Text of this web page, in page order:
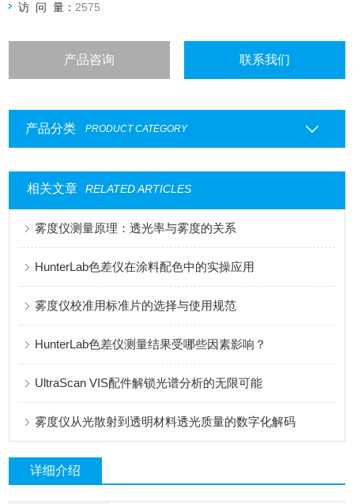
访 问 量： 2575
产品咨询 联系我们
产品分类 PRODUCT CATEGORY
相关文章 RELATED ARTICLES
雾度仪测量原理：透光率与雾度的关系
HunterLab色差仪在涂料配色中的实操应用
雾度仪校准用标准片的选择与使用规范
HunterLab色差仪测量结果受哪些因素影响？
UltraScan VIS配件解锁光谱分析的无限可能
雾度仪从光散射到透明材料透光质量的数字化解码
详细介绍